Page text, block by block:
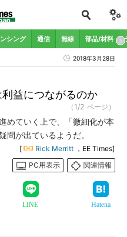
シング 通信 無線 部品/材料
2018年3月28日
益につながるのか
（1/2 ページ）
めていく上で、「微細化が本
問が出ているようだ。
[ Rick Merritt ，EE Times]
PC用表示
関連情報
LINE Hatena